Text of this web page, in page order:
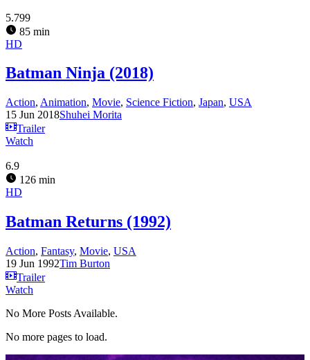
5.799
85 min
HD
Batman Ninja (2018)
Action, Animation, Movie, Science Fiction, Japan, USA
15 Jun 2018Shuhei Morita
Trailer
Watch
6.9
126 min
HD
Batman Returns (1992)
Action, Fantasy, Movie, USA
19 Jun 1992Tim Burton
Trailer
Watch
No More Posts Available.
No more pages to load.